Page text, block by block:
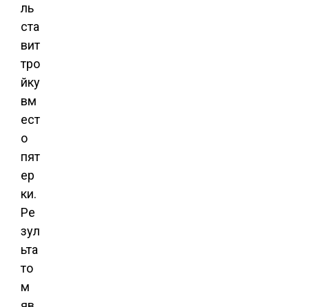
ль
ста
вит
тро
йку
вм
ест
о
пят
ер
ки.
Ре
зул
ьта
то
м